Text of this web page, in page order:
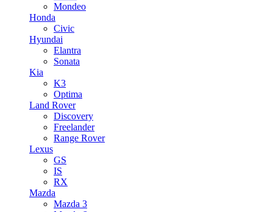
Mondeo
Honda
Civic
Hyundai
Elantra
Sonata
Kia
K3
Optima
Land Rover
Discovery
Freelander
Range Rover
Lexus
GS
IS
RX
Mazda
Mazda 3